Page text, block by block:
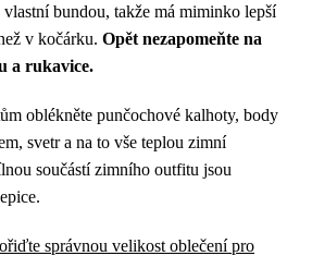
bundou, takže má miminko lepší
v kočárku. Opět nezapomeňte na
a rukavice.
oblékněte punčochové kalhoty, body
svetr a na to vše teplou zimní
součástí zimního outfitu jsou
správnou velikost oblečení pro